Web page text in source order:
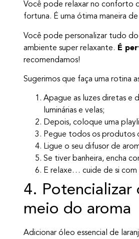
Você pode relaxar no conforto
fortuna. É uma ótima maneira
Você pode personalizar tudo
ambiente super relaxante. É
recomendamos!
Sugerimos que faça uma rotina
Apague as luzes diretas e
luminárias e velas;
Depois, coloque uma
Pegue todos os produtos
Ligue o seu difusor de
Se tiver banheira, encha
E relaxe… cuide de si
4. Potencializar
meio do aroma
Adicionar óleo essencial de